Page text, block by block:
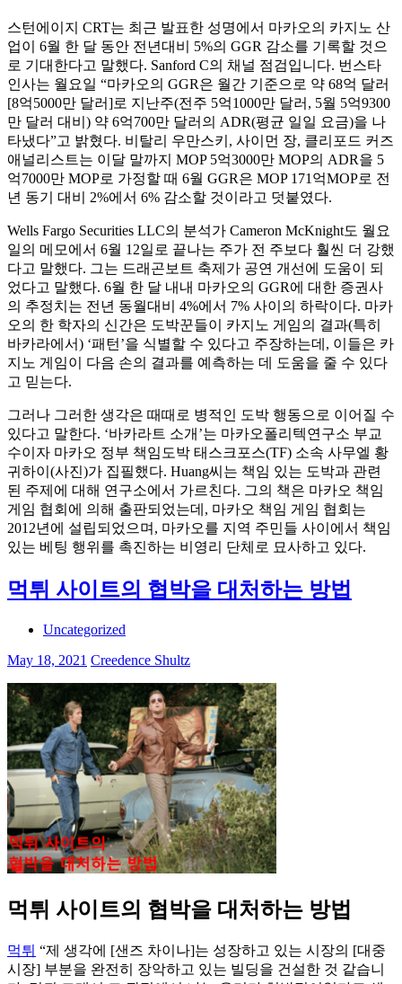
스턴에이지 CRT는 최근 발표한 성명에서 마카오의 카지노 산
업이 6월 한 달 동안 전년대비 5%의 GGR 감소를 기록할 것으
로 기대한다고 말했다. Sanford C의 채널 점검입니다. 번스타
인사는 월요일 “마카오의 GGR은 월간 기준으로 약 68억 달러
[8억5000만 달러]로 지난주(전주 5억1000만 달러, 5월 5억9300
만 달러 대비) 약 6억700만 달러의 ADR(평균 일일 요금)을 나
타냈다”고 밝혔다. 비탈리 우만스키, 사이먼 장, 클리포드 커즈
애널리스트는 이달 말까지 MOP 5억3000만 MOP의 ADR을 5
억7000만 MOP로 가정할 때 6월 GGR은 MOP 171억MOP로 전
년 동기 대비 2%에서 6% 감소할 것이라고 덧붙였다.
Wells Fargo Securities LLC의 분석가 Cameron McKnight도 월요
일의 메모에서 6월 12일로 끝나는 주가 전 주보다 훨씬 더 강했
다고 말했다. 그는 드래곤보트 축제가 공연 개선에 도움이 되
었다고 말했다. 6월 한 달 내내 마카오의 GGR에 대한 증권사
의 추정치는 전년 동월대비 4%에서 7% 사이의 하락이다. 마카
오의 한 학자의 신간은 도박꾼들이 카지노 게임의 결과(특히
바카라에서) ‘패턴’을 식별할 수 있다고 주장하는데, 이들은 카
지노 게임이 다음 손의 결과를 예측하는 데 도움을 줄 수 있다
고 믿는다.
그러나 그러한 생각은 때때로 병적인 도박 행동으로 이어질 수
있다고 말한다. ‘바카라트 소개’는 마카오폴리텍연구소 부교
수이자 마카오 정부 책임도박 태스크포스(TF) 소속 사무엘 황
귀하이(사진)가 집필했다. Huang씨는 책임 있는 도박과 관련
된 주제에 대해 연구소에서 가르친다. 그의 책은 마카오 책임
게임 협회에 의해 출판되었는데, 마카오 책임 게임 협회는
2012년에 설립되었으며, 마카오를 지역 주민들 사이에서 책임
있는 베팅 행위를 촉진하는 비영리 단체로 묘사하고 있다.
먹튀 사이트의 협박을 대처하는 방법
Uncategorized
May 18, 2021 Creedence Shultz
먹튀 사이트의 협박을 대처하는 방법
먹튀 “제 생각에 [샌즈 차이나]는 성장하고 있는 시장의 [대중
시장] 부분을 완전히 장악하고 있는 빌딩을 건설한 것 같습니